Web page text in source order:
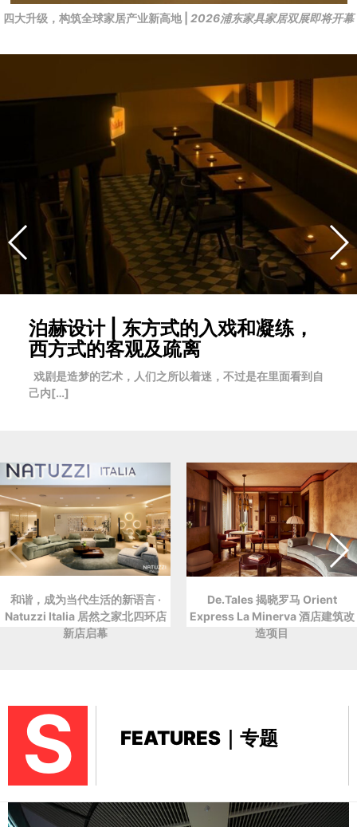
四大升级，构筑全球家居产业新高地 | 2026浦东家具家居双展即将开幕
泊赫设计 | 东方式的入戏和凝练，
西方式的客观及疏离
戏剧是造梦的艺术，人们之所以着迷，不过是在里面看到自
己内[…]
和谐，成为当代生活的新语言 ·
Natuzzi Italia 居然之家北四环店
新店启幕
De.Tales 揭晓罗马 Orient
Express La Minerva 酒店建筑改
造项目
S FEATURES｜专题